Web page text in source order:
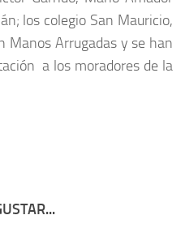
los colegio San Mauricio,
Manos Arrugadas y se han
a los moradores de la